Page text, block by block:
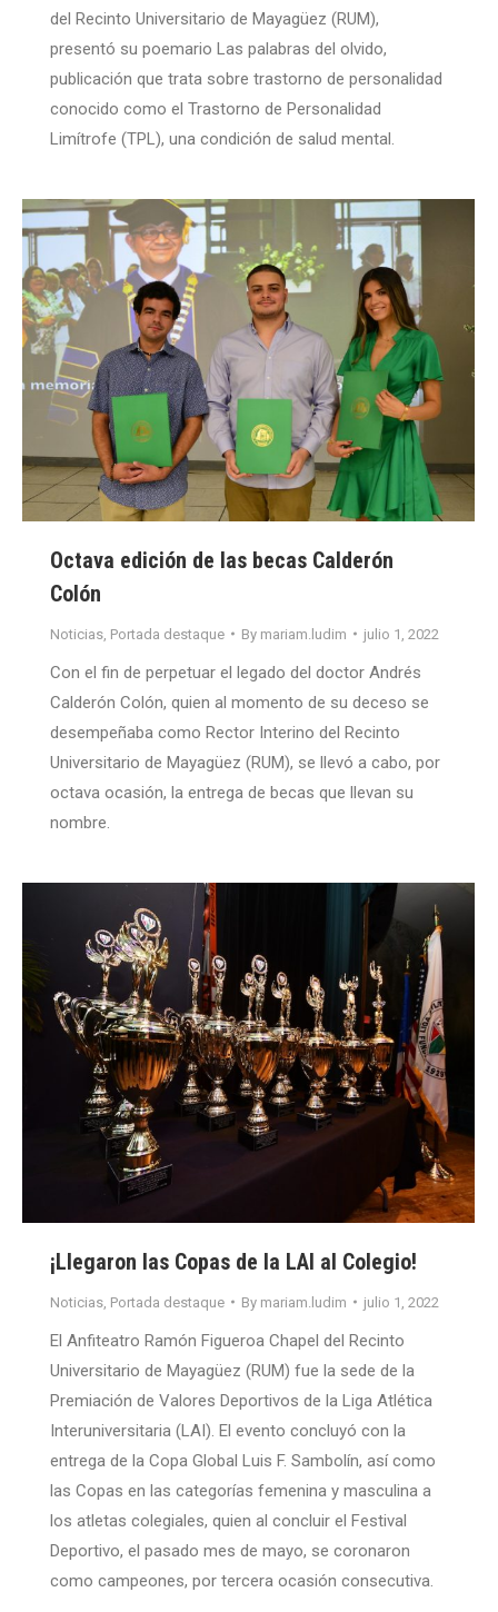
del Recinto Universitario de Mayagüez (RUM),
presentó su poemario Las palabras del olvido,
publicación que trata sobre trastorno de personalidad
conocido como el Trastorno de Personalidad
Limítrofe (TPL), una condición de salud mental.
Octava edición de las becas Calderón
Colón
Noticias Portada destaque By mariam.ludim julio 1, 2022
Con el fin de perpetuar el legado del doctor Andrés
Calderón Colón, quien al momento de su deceso se
desempeñaba como Rector Interino del Recinto
Universitario de Mayagüez (RUM), se llevó a cabo, por
octava ocasión, la entrega de becas que llevan su
nombre.
¡Llegaron las Copas de la LAI al Colegio!
Noticias Portada destaque By mariam.ludim julio 1, 2022
El Anfiteatro Ramón Figueroa Chapel del Recinto
Universitario de Mayagüez (RUM) fue la sede de la
Premiación de Valores Deportivos de la Liga Atlética
Interuniversitaria (LAI). El evento concluyó con la
entrega de la Copa Global Luis F. Sambolín, así como
las Copas en las categorías femenina y masculina a
los atletas colegiales, quien al concluir el Festival
Deportivo, el pasado mes de mayo, se coronaron
como campeones, por tercera ocasión consecutiva.